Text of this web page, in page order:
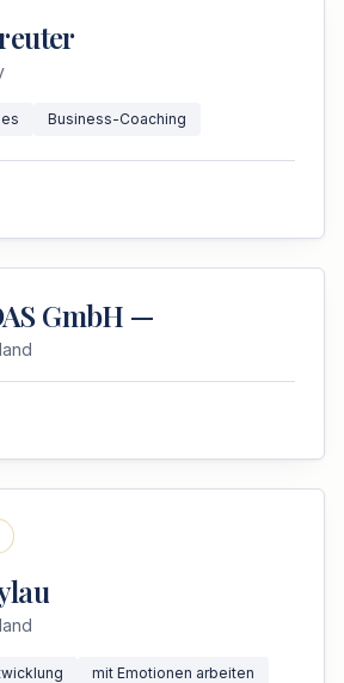
Business-Coaching
GmbH —
mit Emotionen arbeiten